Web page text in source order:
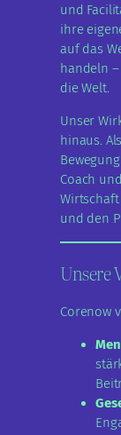
und
ihre
auf das
handeln
die Welt.
Unser
hinaus.
Coach
und den
Unsere
Corenow